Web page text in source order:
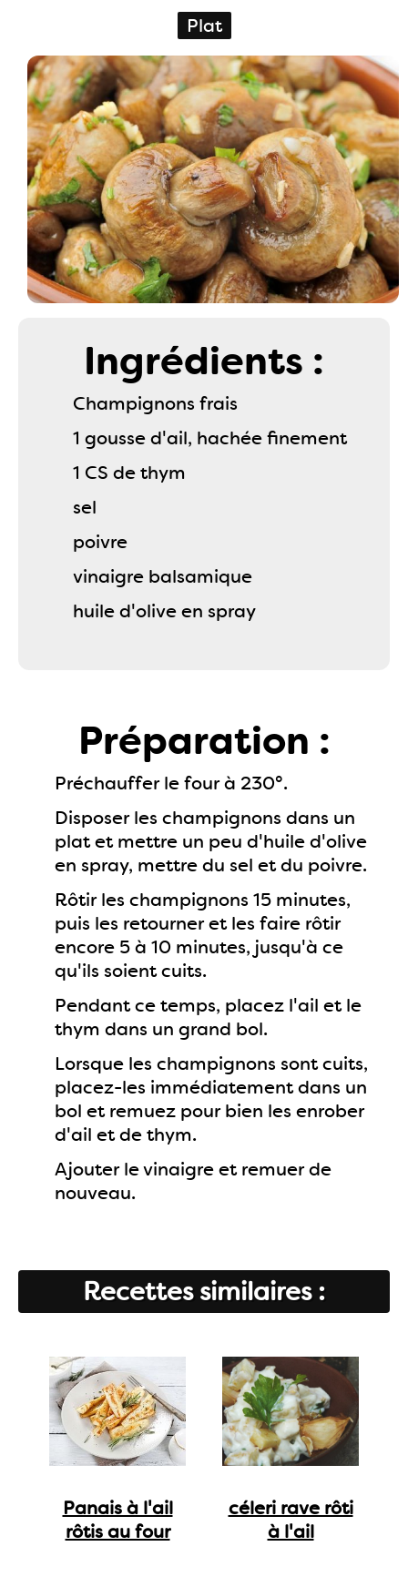
Plat
Ingrédients :
Champignons frais
1 gousse d'ail, hachée finement
1 CS de thym
sel
poivre
vinaigre balsamique
huile d'olive en spray
Préparation :
Préchauffer le four à 230°.
Disposer les champignons dans un
plat et mettre un peu d'huile d'olive
en spray, mettre du sel et du poivre.
Rôtir les champignons 15 minutes,
puis les retourner et les faire rôtir
encore 5 à 10 minutes, jusqu'à ce
qu'ils soient cuits.
Pendant ce temps, placez l'ail et le
thym dans un grand bol.
Lorsque les champignons sont cuits,
placez-les immédiatement dans un
bol et remuez pour bien les enrober
d'ail et de thym.
Ajouter le vinaigre et remuer de
nouveau.
Recettes similaires :
Panais à l'ail
rôtis au four
céleri rave rôti
à l'ail